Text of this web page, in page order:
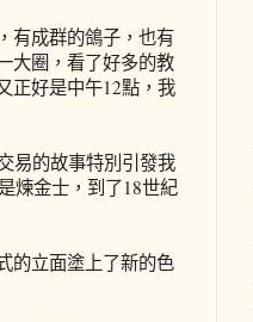
有成群的鴿子，也有
大圈，看了好多的教
正好是中午12點，我
易的故事特別引發我
煉金士，到了18世紀
的立面塗上了新的色